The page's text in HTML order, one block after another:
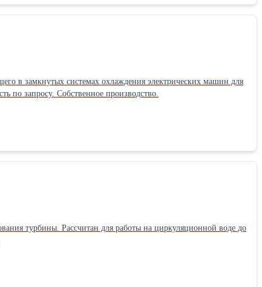
замкнутых системах охлаждения электрических машин для
1-2 месяца. Стоимость по запросу. Собственное производство.
турбины. Рассчитан для работы на циркуляционной воде до